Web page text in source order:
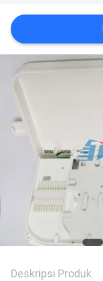
POLICY
Deskripsi Produk